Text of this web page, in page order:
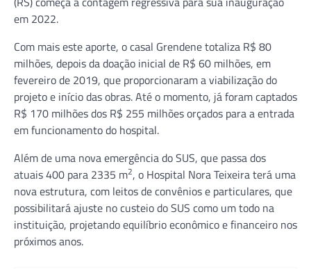
em 2022.
Com mais este aporte, o casal Grendene totaliza R$ 80
milhões, depois da doação inicial de R$ 60 milhões, em
fevereiro de 2019, que proporcionaram a viabilização do
projeto e início das obras. Até o momento, já foram captados
R$ 170 milhões dos R$ 255 milhões orçados para a entrada
em funcionamento do hospital.
Além de uma nova emergência do SUS, que passa dos
atuais 400 para 2335 m2, o Hospital Nora Teixeira terá uma
nova estrutura, com leitos de convênios e particulares, que
possibilitará ajuste no custeio do SUS como um todo na
instituição, projetando equilíbrio econômico e financeiro nos
próximos anos.